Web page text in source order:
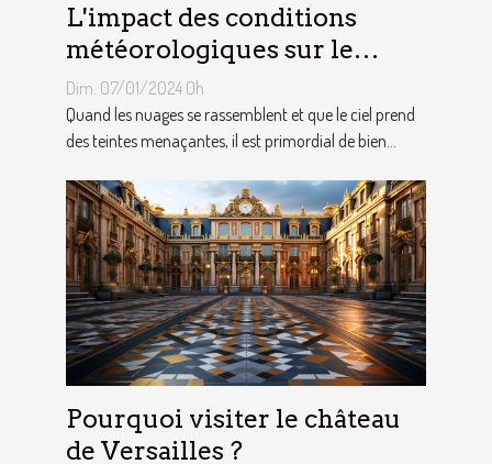
L'impact des conditions
météorologiques sur le
choix des tentes publicitaires
Dim. 07/01/2024 0h
Quand les nuages se rassemblent et que le ciel prend
des teintes menaçantes, il est primordial de bien...
Pourquoi visiter le château
de Versailles ?